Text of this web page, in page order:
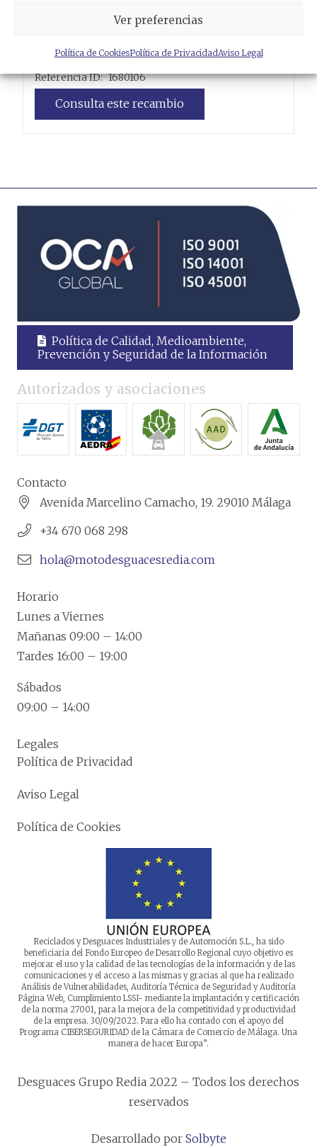
Ver preferencias
Política de CookiesPolítica de PrivacidadAviso Legal
YAMAHAYP 125 R MAJESTY
Referencia ID: 1680106
Consulta este recambio
Política de Calidad, Medioambiente,
Prevención y Seguridad de la Información
Autorizados y asociaciones
Contacto
Avenida Marcelino Camacho, 19. 29010 Málaga
+34 670 068 298
hola@motodesguacesredia.com
Horario
Lunes a Viernes
Mañanas 09:00 – 14:00
Tardes 16:00 – 19:00
Sábados
09:00 – 14:00
Legales
Política de Privacidad
Aviso Legal
Política de Cookies
Reciclados y Desguaces Industriales y de Automoción S.L., ha sido
beneficiaria del Fondo Europeo de Desarrollo Regional cuyo objetivo es
mejorar el uso y la calidad de las tecnologías de la información y de las
comunicaciones y el acceso a las mismas y gracias al que ha realizado
Análisis de Vulnerabilidades, Auditoría Técnica de Seguridad y Auditoría
Página Web, Cumplimiento LSSI- mediante la implantación y certificación
de la norma 27001, para la mejora de la competitividad y productividad
de la empresa. 30/09/2022. Para ello ha contado con el apoyo del
Programa CIBERSEGURIDAD de la Cámara de Comercio de Málaga. Una
manera de hacer Europa”.
Desguaces Grupo Redia 2022 – Todos los derechos
reservados
Desarrollado por Solbyte